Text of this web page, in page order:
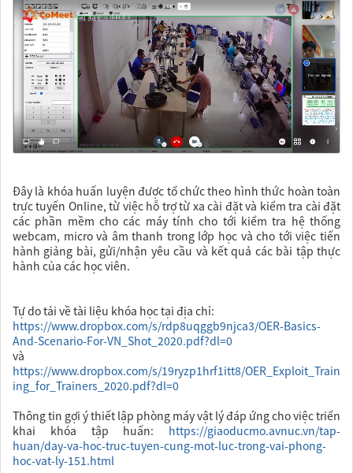
Đây là khóa huấn luyện được tổ chức theo hình thức hoàn toàn
trực tuyến Online, từ việc hỗ trợ từ xa cài đặt và kiểm tra cài đặt
các phần mềm cho các máy tính cho tới kiểm tra hệ thống
webcam, micro và âm thanh trong lớp học và cho tới việc tiến
hành giảng bài, gửi/nhận yêu cầu và kết quả các bài tập thực
hành của các học viên.
Tự do tải về tài liệu khóa học tại địa chỉ:
https://www.dropbox.com/s/rdp8uqggb9njca3/OER-Basics-
And-Scenario-For-VN_Shot_2020.pdf?dl=0
và
https://www.dropbox.com/s/19ryzp1hrf1itt8/OER_Exploit_Train
ing_for_Trainers_2020.pdf?dl=0
Thông tin gợi ý thiết lập phòng máy vật lý đáp ứng cho việc triển
khai khóa tập huấn: https://giaoducmo.avnuc.vn/tap-
huan/day-va-hoc-truc-tuyen-cung-mot-luc-trong-vai-phong-
hoc-vat-ly-151.html